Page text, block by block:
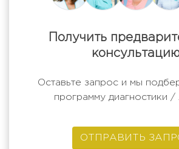
Получить
Оставьте запрос и мы
программу диагностики /
ОТПРАВИТЬ